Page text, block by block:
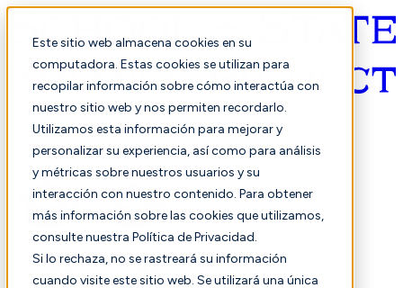
Este sitio web almacena cookies en su
computadora. Estas cookies se utilizan para
recopilar información sobre cómo interactúa con
nuestro sitio web y nos permiten recordarlo.
Utilizamos esta información para mejorar y
personalizar su experiencia, así como para análisis
y métricas sobre nuestros usuarios y su
interacción con nuestro contenido. Para obtener
más información sobre las cookies que utilizamos,
consulte nuestra Política de Privacidad.
Si lo rechaza, no se rastreará su información
cuando visite este sitio web. Se utilizará una única
Español